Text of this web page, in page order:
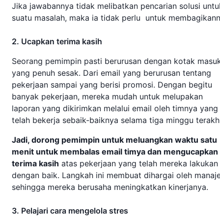
Jika jawabannya tidak melibatkan pencarian solusi
suatu masalah, maka ia tidak perlu untuk
2. Ucapkan terima kasih
Seorang pemimpin pasti berurusan dengan kotak
yang penuh sesak. Dari email yang berurusan tentang
pekerjaan sampai yang berisi promosi. Dengan begitu
banyak pekerjaan, mereka mudah untuk melupakan
laporan yang dikirimkan melalui email oleh timnya yang
telah bekerja sebaik-baiknya selama tiga minggu
Jadi, dorong pemimpin untuk meluangkan waktu satu
menit untuk membalas email timya dan mengucapkan
terima kasih atas pekerjaan yang telah mereka lakukan
dengan baik. Langkah ini membuat dihargai oleh
sehingga mereka berusaha meningkatkan kinerjanya.
3. Pelajari cara mengelola stres